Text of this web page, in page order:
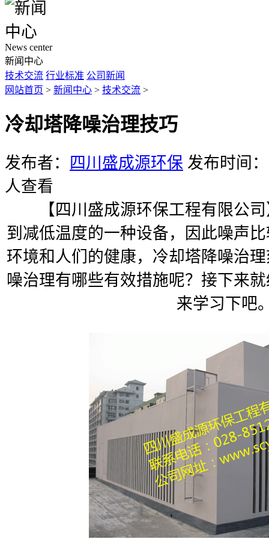
News center
新闻中心
技术交流 行业标准 公司新闻
网站首页 > 新闻中心 > 技术交流 >
冷却塔降噪治理技巧
发布者： 四川盛成源环保 发布时间
人查看
【四川盛成源环保工程有限公司
到减低温度的一种设备，因此噪声
环境和人们的健康， 冷却塔降噪治理
噪治理有哪些有效措施呢？接下来
来学习下吧